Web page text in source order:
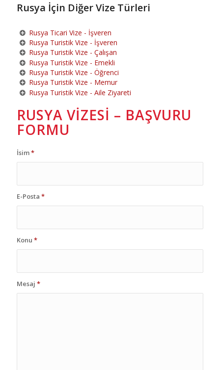
Rusya İçin Diğer Vize Türleri
Rusya Ticari Vize - İşveren
Rusya Turistik Vize - İşveren
Rusya Turistik Vize - Çalışan
Rusya Turistik Vize - Emekli
Rusya Turistik Vize - Öğrenci
Rusya Turistik Vize - Memur
Rusya Turistik Vize - Aile Ziyareti
RUSYA VIZESI – BAŞVURU
FORMU
İsim*
E-Posta *
Konu *
Mesaj *